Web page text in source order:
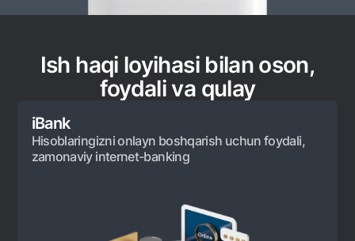
Hamma uchun
Talab qilib olinguncha
Yevro
Talab qilib olinguncha USD
Ish haqi loyihasi bilan oson,
foydali va qulay
iBank
Hisoblaringizni onlayn boshqarish uchun foydali,
zamonaviy internet-banking